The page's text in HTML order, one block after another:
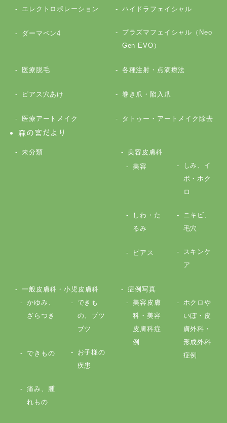
エレクトロポレーション ハイドラフェイシャル
ダーマペン4
プラズマフェイシャル（Neo
Gen EVO）
医療脱毛 各種注射・点滴療法
ピアス穴あけ 巻き爪・陥入爪
医療アートメイク
タトゥー・アートメイク除去
森の宮だより
未分類
美容皮膚科
美容
しみ、イ
ボ・ホク
ロ
しわ・た
るみ
ニキビ、
毛穴
ピアス
スキンケ
ア
一般皮膚科・小児皮膚科
かゆみ、
ざらつき
できも
の、ブツ
ブツ
できもの
お子様の
疾患
痛み、腫
れもの
症例写真
美容皮膚
科・美容
皮膚科症
例
ホクロや
いぼ・皮
膚外科・
形成外科
症例